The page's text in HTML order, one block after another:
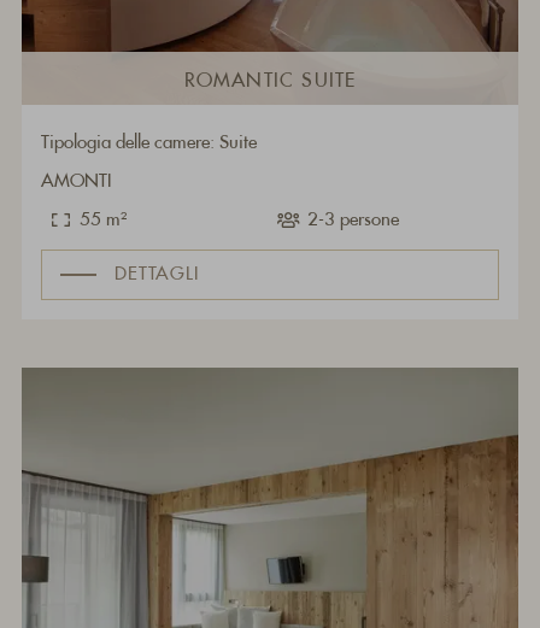
ROMANTIC SUITE
Tipologia delle camere: Suite
AMONTI
55 m² 2-3 persone
DETTAGLI